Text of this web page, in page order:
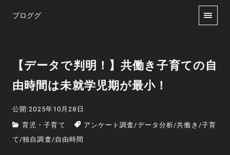
ブロググ
【データで判明！】共働き子育ての自
由時間は未就学児期が最小！
公開:2025年10月28日
育児・子育て アンケート調査 /データ分析/共働き /子育
て /独自調査 /自由時間